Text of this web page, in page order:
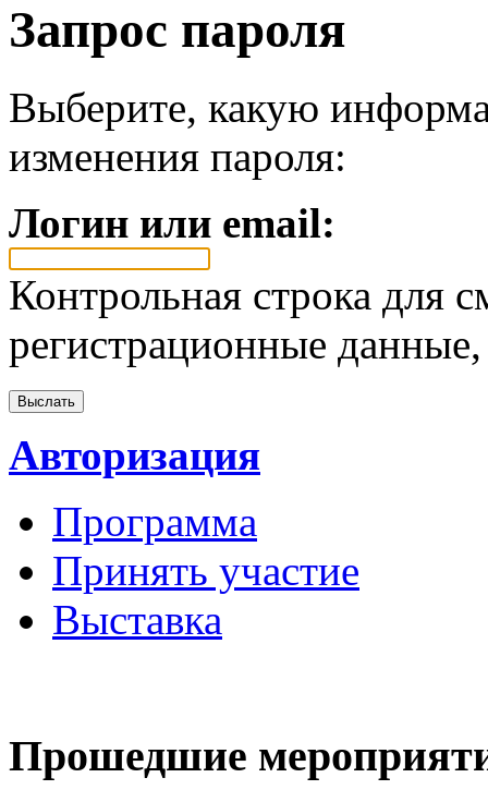
Запрос пароля
Выберите, какую
изменения пароля:
Логин или email:
Контрольная строка для
регистрационные
Авторизация
Программа
Принять участие
Выставка
Прошедшие